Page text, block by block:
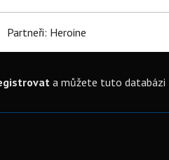
Partneři: Heroine
a můžete tuto databázi